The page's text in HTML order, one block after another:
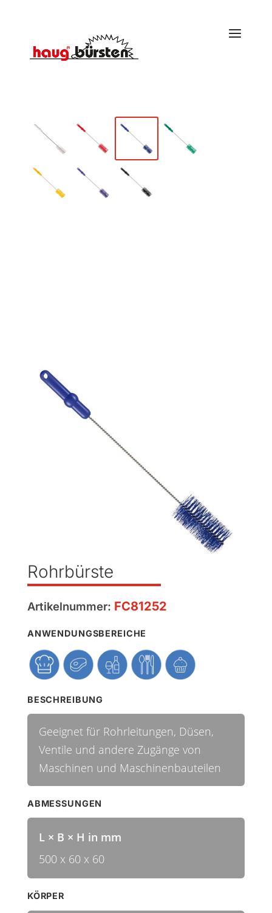
Rohrbürste
Artikelnummer: FC81252
ANWENDUNGSBEREICHE
BESCHREIBUNG
Geeignet für Rohrleitungen, Düsen,
Ventile und andere Zugänge von
Maschinen und Maschinenbauteilen
ABMESSUNGEN
L × B × H in mm
500 x 60 x 60
KÖRPER